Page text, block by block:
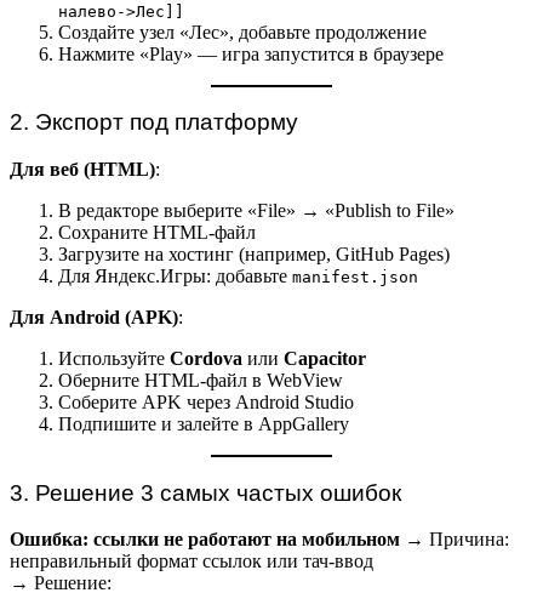
налево->Лес]]
Создайте узел «Лес», добавьте продолжение
Нажмите «Play» — игра запустится в браузере
2. Экспорт под платформу
Для веб (HTML):
В редакторе выберите «File» → «Publish to File»
Сохраните HTML-файл
Загрузите на хостинг (например, GitHub Pages)
Для Яндекс.Игры: добавьте manifest.json
Для Android (APK):
Используйте Cordova или Capacitor
Оберните HTML-файл в WebView
Соберите APK через Android Studio
Подпишите и залейте в AppGallery
3. Решение 3 самых частых ошибок
Ошибка: ссылки не работают на мобильном → Причина:
неправильный формат ссылок или тач-ввод
→ Решение: